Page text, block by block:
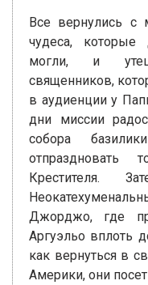
Все вернулись с
чудеса,
могли, и
священников,
в аудиенции у
дни миссии
собора
отпраздновать
Крестителя.
Джорджо, где
Аргуэльо вплоть
как вернуться в
Америки, они